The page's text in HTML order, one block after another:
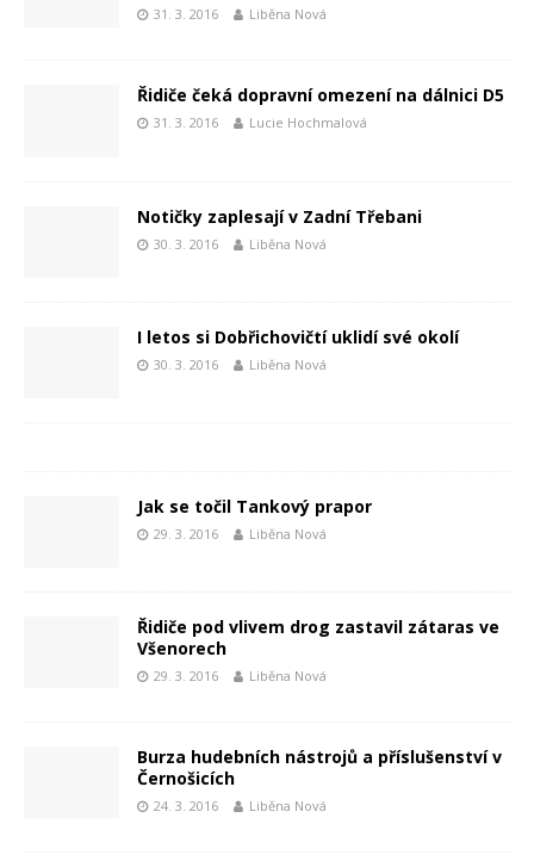
31. 3. 2016 Liběna Nová
Řidiče čeká dopravní omezení na dálnici D5
31. 3. 2016 Lucie Hochmalová
Notičky zaplesají v Zadní Třebani
30. 3. 2016 Liběna Nová
I letos si Dobřichovičtí uklidí své okolí
30. 3. 2016 Liběna Nová
Jak se točil Tankový prapor
29. 3. 2016 Liběna Nová
Řidiče pod vlivem drog zastavil zátaras ve
Všenorech
29. 3. 2016 Liběna Nová
Burza hudebních nástrojů a příslušenství v
Černošicích
24. 3. 2016 Liběna Nová